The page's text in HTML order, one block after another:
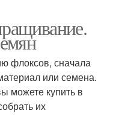
флоксов, сначала
или семена.
можете купить в
их